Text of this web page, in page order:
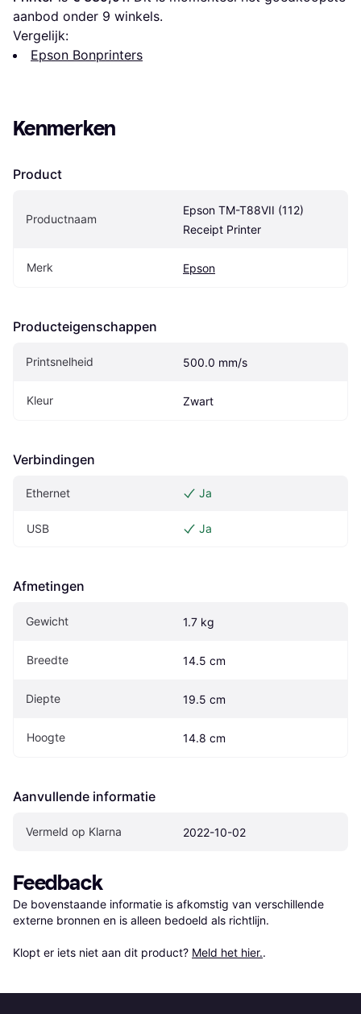
aanbod onder 9 winkels.
Vergelijk:
Epson Bonprinters
Kenmerken
Product
Productnaam
Epson TM-T88VII (112)
Receipt Printer
Merk Epson
Producteigenschappen
Printsnelheid 500.0 mm/s
Kleur Zwart
Verbindingen
Ethernet Ja
USB Ja
Afmetingen
Gewicht 1.7 kg
Breedte 14.5 cm
Diepte 19.5 cm
Hoogte 14.8 cm
Aanvullende informatie
Vermeld op Klarna 2022-10-02
Feedback
De bovenstaande informatie is afkomstig van verschillende
externe bronnen en is alleen bedoeld als richtlijn.
Klopt er iets niet aan dit product? Meld het hier..